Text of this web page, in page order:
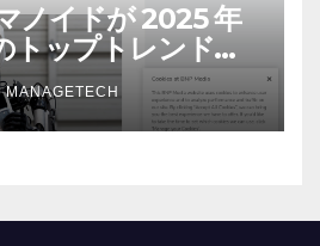
ノイドが 2025 年
ップトレンドに |
MANAGETECH